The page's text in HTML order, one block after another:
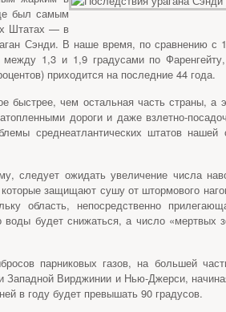
был самым
Штатах — в
Сэнди. В наше время, по сравнению с
1,3 и 1,9 градусами по Фаренгейту,
приходится на последние 44 года.
быстрее, чем остальная часть страны, а
дороги и даже взлетно-
среднеатлантических штатов нашей
следует ожидать увеличение числа
защищают сушу от штормового
область, непосредственно
будет снижаться, а число «мертвых
парниковых газов, на большей
Западной Вирджинии и Нью-Джерси,
в году будет превышать 90 градусов.